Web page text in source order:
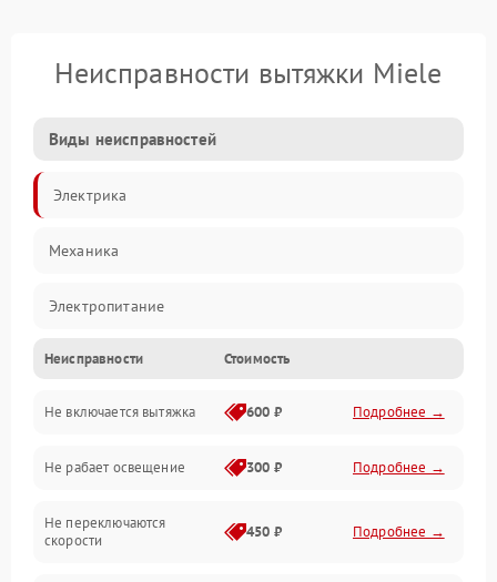
Неисправности вытяжки Miele
Виды неисправностей
Электрика
Механика
Электропитание
Вентиляция
Освещение
Механические повреждения
Электроника
Неисправности Стоимость
Не включается вытяжка 600 ₽ Подробнее →
Не рабает освещение 300 ₽ Подробнее →
Не переключаются
скорости
450 ₽ Подробнее →